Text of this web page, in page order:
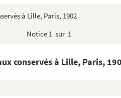
à Lille, Paris, 1902
Notice 1 sur 1
conservés à Lille, Paris,